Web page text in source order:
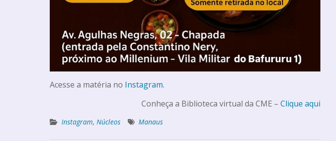
Acesse a matéria no Instagram.
Conheça a Biblioteca virtual da CME – Clique aqui
Instagram, Núcleos Manaus